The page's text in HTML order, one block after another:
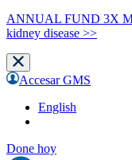
ANNUAL FUND 3X
kidney disease >>
Accesar GMS
English
Done hoy